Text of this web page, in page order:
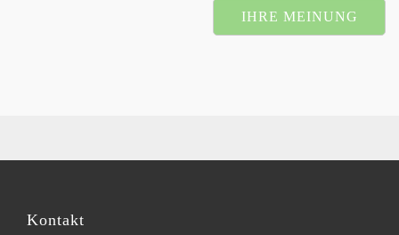
IHRE MEINUNG
Kontakt